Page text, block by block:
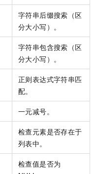
字符串后缀搜索（区
分大小写）。
字符串包含搜索（区
分大小写）。
正则表达式字符串匹
配。
一元减号。
检查元素是否存在于
列表中。
检查值是否为